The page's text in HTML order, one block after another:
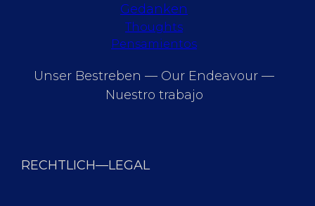
Gedanken
Thoughts
Pensamientos
Unser Bestreben — Our Endeavour —
Nuestro trabajo
RECHTLICH—LEGAL